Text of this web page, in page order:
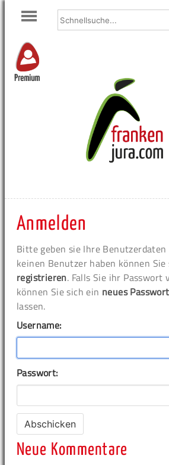
Premium
Anmelden
Bitte geben sie Ihre Benutzerdaten
keinen Benutzer haben können
registrieren. Falls Sie ihr Passwort
können Sie sich ein neues Passwort
lassen.
Username:
Passwort:
Neue Kommentare